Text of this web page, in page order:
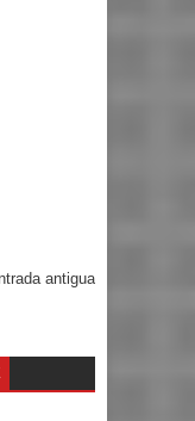
antigua